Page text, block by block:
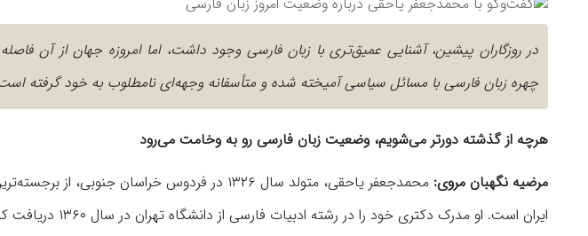
در روزگاران پیشین، آشنایی عمیق‌تری با زبان فارسی وجود داشت، اما امروزه جهان از آن
چهره زبان فارسی با مسائل سیاسی آمیخته شده و متأسفانه وجهه‌ای نامطلوب به خود گرفته
هرچه از گذشته دورتر می‌شویم، وضعیت زبان فارسی رو به وخامت می‌رود
مرضیه نگهبان مروی:
محمدجعفر یاحقی، متولد سال ۱۳۲۶ در فردوس خراسان
ایران است. او مدرک